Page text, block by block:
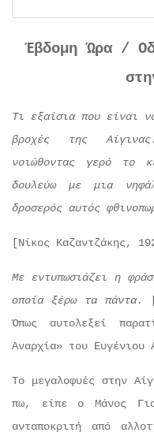
Έβδομη Ώρα /
Τι εξαίσια που είναι
βροχές της
νοιώθοντας γερό το
δουλεύω με μια
δροσερός αυτός
[Νίκος Καζαντζάκης,
Με εντυπωσιάζει η
οποία ξέρω τα πάντα.
Όπως αυτολεξεί
Αναρχία» του Ευγένιου
Το μεγαλοφυές στην
πω, είπε ο Μάνος
ανταποκριτή από